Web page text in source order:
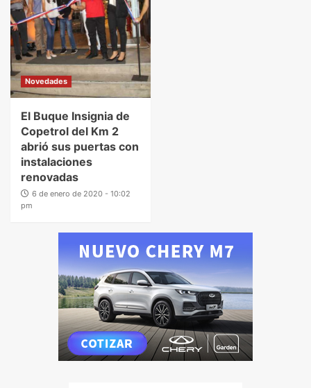
Novedades
El Buque Insignia de
Copetrol del Km 2
abrió sus puertas con
instalaciones
renovadas
6 de enero de 2020 - 10:02
pm